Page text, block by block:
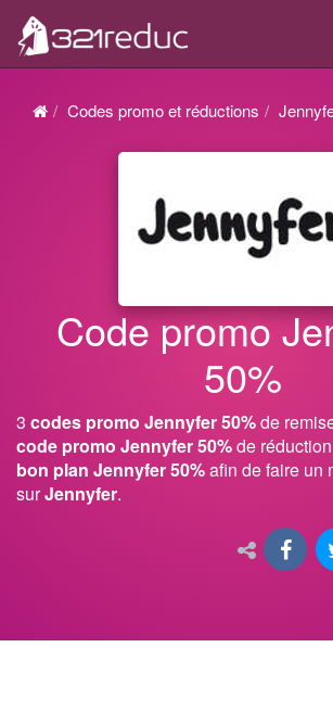
Codes promo et réductions
Code promo
50%
3 codes promo Jennyfer 50%de
code promo Jennyfer 50%de
bon plan Jennyfer 50%afin de faire un
surJennyfer.